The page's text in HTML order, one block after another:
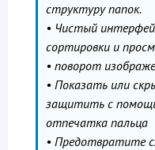
структуру папок.
• Чистый
сортировки и
• поворот
• Показать или
защитить с
отпечатка пальца
• Предотвратите